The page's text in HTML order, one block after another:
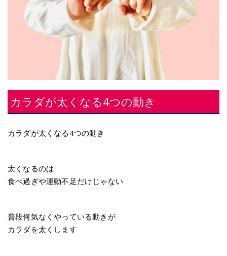
カラダが太くなる4つの動き
カラダが太くなる4つの動き
太くなるのは
食べ過ぎや運動不足だけじゃない
普段何気なくやっている動きが
カラダを太くします